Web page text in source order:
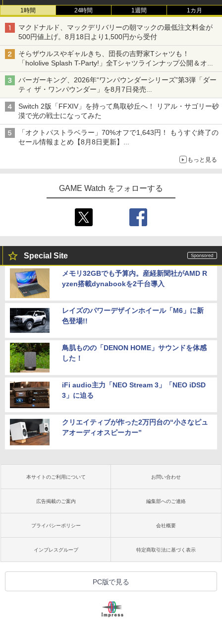
1時間 24時間 1週間 1カ月
マクドナルド、マックデリバリーの朝マックの最低注文料金が
500円値上げ。8月18日より1,500円から受付
そらザウルスやギャルきち、団長の吉野家Tシャツも！
「hololive Splash T-Party!」全Tシャツラインナップ公開＆オン
ライン販売開始
バーガーキング、2026年“ワンパウンダーシリーズ”第3弾「ダー
ティ ザ・ワンパウンダー」を8月7日発売
「特製ガーリックマヨソース」を使用した超大型チーズバーガー
Switch 2版「FFXIV」を持って鳥取砂丘へ！ リアル・サゴリー砂
漠で光の戦士になってみた
「オクトパストラベラー」70%オフで1,643円！ もうすぐ終了の
セール情報まとめ【8月8日更新】
もっと見る
GAME Watch をフォローする
Special Site
メモリ32GBでも予算内。産経新聞社がAMD R
yzen搭載dynabookを2千台導入
レイズのパワーデザインホイール「M6」に新
色登場!!
鳥肌ものの「DENON HOME」サウンドを体感
した！
iFi audio主力「NEO Stream 3」「NEO iDSD
3」に迫る
クリエイティブが作った2万円台の“小さなピュ
アオーディオスピーカー”
本サイトのご利用について お問い合わせ
広告掲載のご案内 編集部へのご連絡
プライバシーポリシー 会社概要
インプレスグループ 特定商取引法に基づく表示
PC版で見る